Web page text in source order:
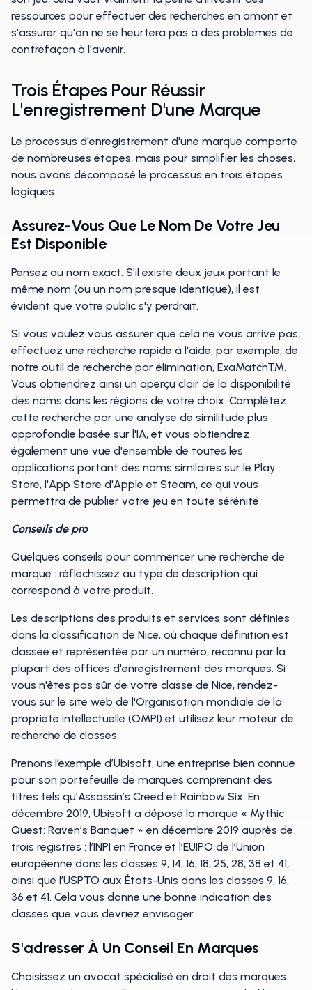
ressources pour effectuer des recherches en amont et
s'assurer qu'on ne se heurtera pas à des problèmes de
contrefaçon à l'avenir.
Trois Étapes Pour Réussir
L'enregistrement D'une Marque
Le processus d'enregistrement d'une marque comporte
de nombreuses étapes, mais pour simplifier les choses,
nous avons décomposé le processus en trois étapes
logiques :
Assurez-Vous Que Le Nom De Votre Jeu
Est Disponible
Pensez au nom exact. S'il existe deux jeux portant le
même nom (ou un nom presque identique), il est
évident que votre public s'y perdrait.
Si vous voulez vous assurer que cela ne vous arrive pas,
effectuez une recherche rapide à l'aide, par exemple, de
notre outil de recherche par élimination, ExaMatch™.
Vous obtiendrez ainsi un aperçu clair de la disponibilité
des noms dans les régions de votre choix. Complétez
cette recherche par une analyse de similitude plus
approfondie basée sur l'IA, et vous obtiendrez
également une vue d'ensemble de toutes les
applications portant des noms similaires sur le Play
Store, l'App Store d'Apple et Steam, ce qui vous
permettra de publier votre jeu en toute sérénité.
Conseils de pro
Quelques conseils pour commencer une recherche de
marque : réfléchissez au type de description qui
correspond à votre produit.
Les descriptions des produits et services sont définies
dans la classification de Nice, où chaque définition est
classée et représentée par un numéro, reconnu par la
plupart des offices d'enregistrement des marques. Si
vous n'êtes pas sûr de votre classe de Nice, rendez-
vous sur le site web de l'Organisation mondiale de la
propriété intellectuelle (OMPI) et utilisez leur moteur de
recherche de classes.
Prenons l’exemple d’Ubisoft, une entreprise bien connue
pour son portefeuille de marques comprenant des
titres tels qu’Assassin’s Creed et Rainbow Six. En
décembre 2019, Ubisoft a déposé la marque « Mythic
Quest: Raven’s Banquet » en décembre 2019 auprès de
trois registres : l’INPI en France et l’EUIPO de l’Union
européenne dans les classes 9, 14, 16, 18, 25, 28, 38 et 41,
ainsi que l’USPTO aux États-Unis dans les classes 9, 16,
36 et 41. Cela vous donne une bonne indication des
classes que vous devriez envisager.
S'adresser À Un Conseil En Marques
Choisissez un avocat spécialisé en droit des marques.